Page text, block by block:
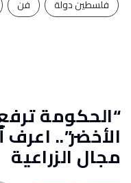
فلسطين دولة
فن
“الحكومة
الأخضر”..
مجال الزراعية